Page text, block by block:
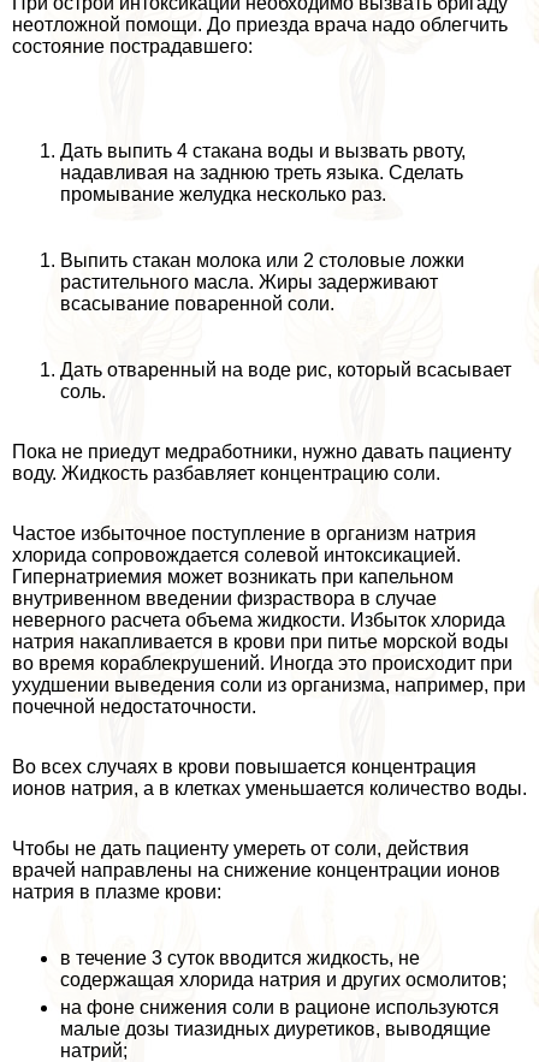
неотложной помощи. До приезда врача надо облегчить
состояние пострадавшего:
Дать выпить 4 стакана воды и вызвать рвоту,
надавливая на заднюю треть языка. Сделать
промывание желудка несколько раз.
Выпить стакан молока или 2 столовые ложки
растительного масла. Жиры задерживают
всасывание поваренной соли.
Дать отваренный на воде рис, который всасывает
соль.
Пока не приедут медработники, нужно давать пациенту
воду. Жидкость разбавляет концентрацию соли.
Частое избыточное поступление в организм натрия
хлорида сопровождается солевой интоксикацией.
Гипернатриемия может возникать при капельном
внутривенном введении физраствора в случае
неверного расчета объема жидкости. Избыток хлорида
натрия накапливается в крови при питье морской воды
во время кораблекрушений. Иногда это происходит при
ухудшении выведения соли из организма, например, при
почечной недостаточности.
Во всех случаях в крови повышается концентрация
ионов натрия, а в клетках уменьшается количество воды.
Чтобы не дать пациенту умереть от соли, действия
врачей направлены на снижение концентрации ионов
натрия в плазме крови:
в течение 3 суток вводится жидкость, не
содержащая хлорида натрия и других осмолитов;
на фоне снижения соли в рационе используются
малые дозы тиазидных диуретиков, выводящие
натрий;